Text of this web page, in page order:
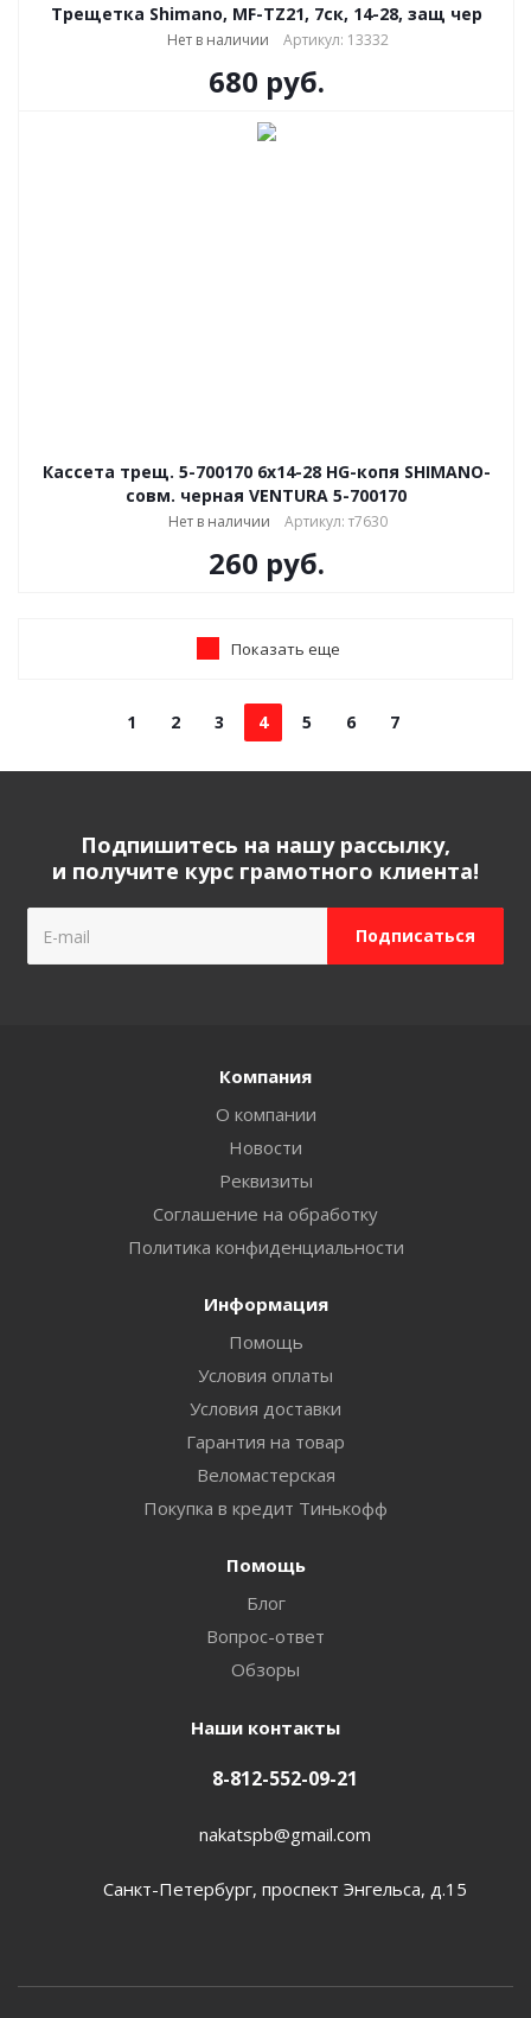
Трещетка Shimano, MF-TZ21, 7ск, 14-28, защ чер
Нет в наличии Артикул: 13332
680 руб.
Кассета трещ. 5-700170 6х14-28 HG-копя SHIMANO-
совм. черная VENTURA 5-700170
Нет в наличии Артикул: т7630
260 руб.
Показать еще
1 2 3 4 5 6 7
Подпишитесь на нашу рассылку,
и получите курс грамотного клиента!
Компания
О компании
Новости
Реквизиты
Соглашение на обработку
Политика конфиденциальности
Информация
Помощь
Условия оплаты
Условия доставки
Гарантия на товар
Веломастерская
Покупка в кредит Тинькофф
Помощь
Блог
Вопрос-ответ
Обзоры
Наши контакты
8-812-552-09-21
nakatspb@gmail.com
Санкт-Петербург, проспект Энгельса, д.15